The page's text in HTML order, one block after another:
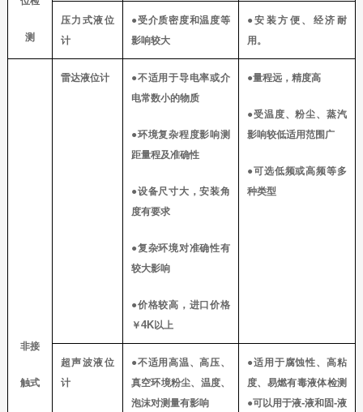
测
压力式液位
计
●受介质密度和温度等
影响较大
●安装方便、经济耐
用。
非接
触式
雷达液位计
●不适用于导电率或介
电常数小的物质
●环境复杂程度影响测
距量程及准确性
●设备尺寸大，安装角
度有要求
●复杂环境对准确性有
较大影响
●价格较高，进口价格
￥4K以上
●量程远，精度高
●受温度、粉尘、蒸汽
影响较低适用范围广
●可选低频或高频等多
种类型
超声波液位
计
●不适用高温、高压、
真空环境粉尘、温度、
泡沫对测量有影响
●适用于腐蚀性、高粘
度、易燃有毒液体检测
●可以用于液-液和固-液